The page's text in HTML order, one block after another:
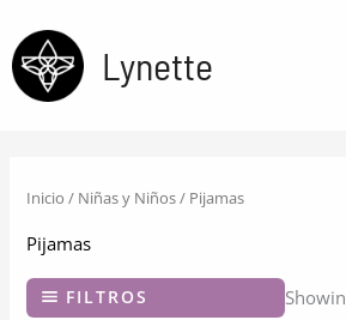
contenido
Lynette
Inicio / Niñas y Niños/ Pijamas
Pijamas
FILTROS